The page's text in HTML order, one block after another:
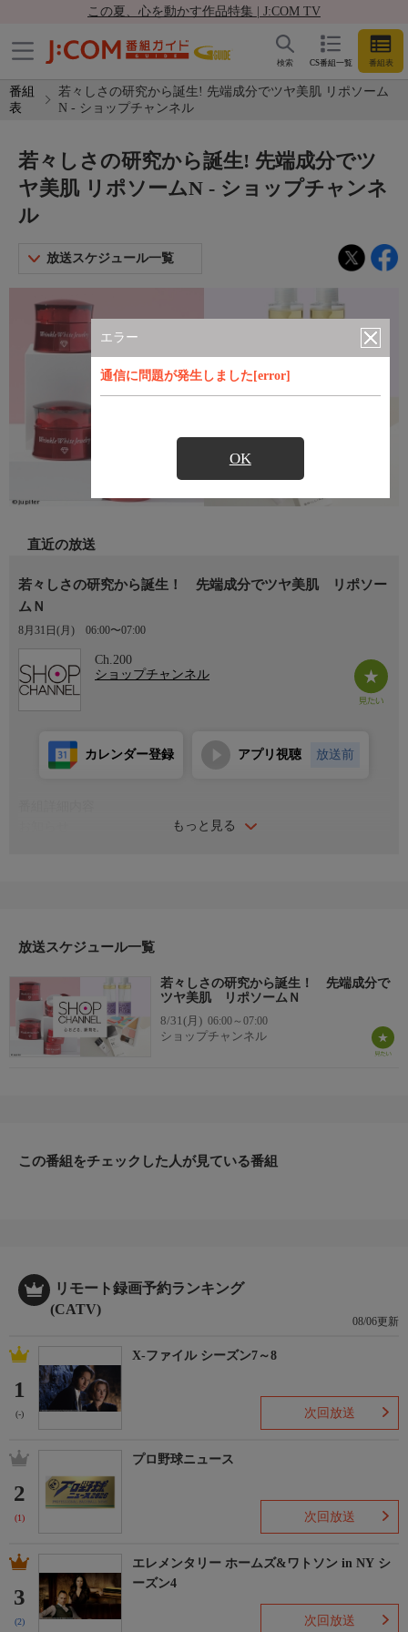
この夏、心を動かす作品特集 | J:COM TV
CS番組一覧 番組表
検索
番組
表
若々しさの研究から誕生! 先端成分でツヤ美肌 リポソーム
N - ショップチャンネル
エラー
通信に問題が発生しました[error]
OK
若々しさの研究から誕生! 先端成分でツ
ヤ美肌 リポソームN - ショップチャンネ
ル
放送スケジュール一覧
直近の放送
若々しさの研究から誕生！ 先端成分でツヤ美肌 リポソー
ムＮ
8月31日(月) 06:00〜07:00
Ch.200
ショップチャンネル
もっと見る
カレンダー登録 アプリ視聴 放送前
＊ライブ放送につき、番組および商品内容に変更が生じる場合も
ＨＰ：https://www.shopch.jp
放送スケジュール一覧
若々しさの研究から誕生！ 先端成分で
ツヤ美肌 リポソームＮ
8/31(月) 06:00～07:00
ショップチャンネル
この番組をチェックした人が見ている番組
リモート録画予約ランキング
(CATV)
08/06更新
1
(-)
X-ファイル シーズン7～8
次回放送
2
(1)
プロ野球ニュース
次回放送
3
(2)
エレメンタリー ホームズ&ワトソン in NY シ
ーズン4
次回放送